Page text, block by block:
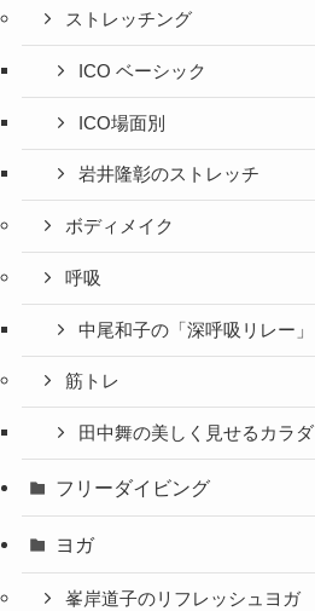
ストレッチング
ICO ベーシック
ICO場面別
岩井隆彰のストレッチ
ボディメイク
呼吸
中尾和子の「深呼吸リレー」
筋トレ
田中舞の美しく見せるカラダ
フリーダイビング
ヨガ
峯岸道子のリフレッシュヨガ